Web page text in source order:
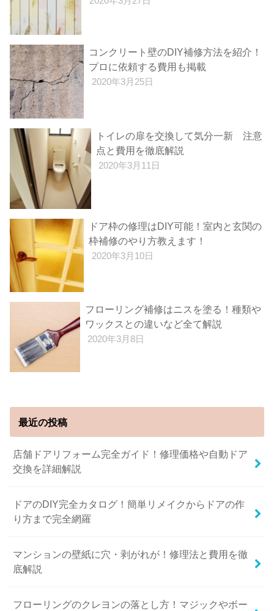
コンクリート壁のDIY補修方法を紹介！
プロに依頼する費用も掲載
2020年3月25日
トイレの扉を交換して気分一新 注意
点と費用を徹底解説
2020年3月11日
ドア枠の修理はDIY可能！室内と玄関の
枠補修のやり方教えます！
2020年3月10日
フローリング補修はニスを塗る！種類や
ワックスとの違いなど全て解説
2020年3月8日
最近の投稿
店舗ドアリフォーム完全ガイド！修理価格や自動ドア
交換を詳細解説
ドアのDIY完全カタログ！簡単リメイクからドアの作
り方まで完全網羅
マンションの壁紙に穴・剥がれが！修理法と費用を徹
底解説
フローリングのクレヨンの落とし方！マジックやボー